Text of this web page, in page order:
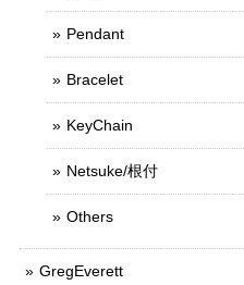
Pendant
Bracelet
KeyChain
Netsuke/根付
Others
GregEverett